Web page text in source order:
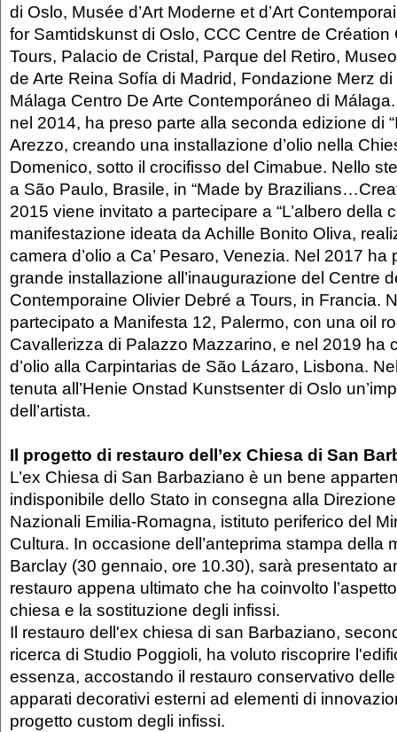
di Oslo, Musée d’Art Moderne et d’Art
for Samtidskunst di Oslo, CCC Centre de Création
Tours, Palacio de Cristal, Parque del Retiro,
de Arte Reina Sofía di Madrid, Fondazione Merz di
Málaga Centro De Arte Contemporáneo di
nel 2014, ha preso parte alla seconda edizione di
Arezzo, creando una installazione d’olio nella
Domenico, sotto il crocifisso del Cimabue. Nello
a São Paulo, Brasile, in “Made by
2015 viene invitato a partecipare a “L’albero della
manifestazione ideata da Achille Bonito Oliva,
camera d’olio a Ca’ Pesaro, Venezia. Nel 2017
grande installazione all’inaugurazione del Centre
Contemporaine Olivier Debré a Tours, in Francia.
partecipato a Manifesta 12, Palermo, con una oil
Cavallerizza di Palazzo Mazzarino, e nel 2019 ha
d’olio alla Carpintarias de São Lázaro, Lisbona.
tenuta all’Henie Onstad Kunstsenter di Oslo
dell’artista.
Il progetto di restauro dell’ex Chiesa di San
L’ex Chiesa di San Barbaziano è un bene
indisponibile dello Stato in consegna alla
Nazionali Emilia-Romagna, istituto periferico del
Cultura. In occasione dell’anteprima stampa della
Barclay (30 gennaio, ore 10.30), sarà presentato
restauro appena ultimato che ha coinvolto
chiesa e la sostituzione degli infissi.
Il restauro dell'ex chiesa di san Barbaziano,
ricerca di Studio Poggioli, ha voluto riscoprire
essenza, accostando il restauro conservativo
apparati decorativi esterni ad elementi di
progetto custom degli infissi.